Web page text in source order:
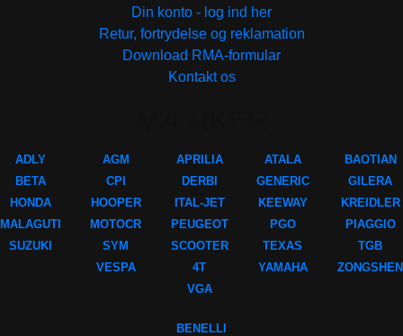
Din konto - log ind her
Retur, fortrydelse og reklamation
Download RMA-formular
Kontakt os
ADLY
BETA
HONDA
MALAGUTI
SUZUKI
AGM
CPI
HOOPER
MOTOCR
SYM
VESPA
APRILIA
DERBI
ITAL-JET
PEUGEOT
SCOOTER
4T
VGA
ATALA
GENERIC
KEEWAY
PGO
TEXAS
YAMAHA
BAOTIAN
GILERA
KREIDLER
PIAGGIO
TGB
ZONGSHEN
BENELLI